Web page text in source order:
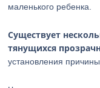
маленького ребенка.
Существует
тянущихся
установления причины